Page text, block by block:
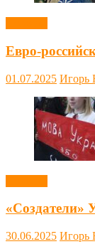
Евро-
01.07.2025 Игорь
«Создатели»
30.06.2025 Игорь